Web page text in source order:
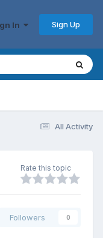
In Sign Up
All Activity
Rate this topic
Followers 0